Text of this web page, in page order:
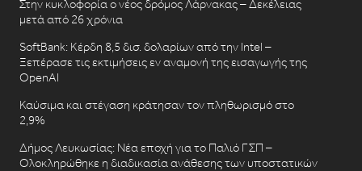
Στην κυκλοφορία ο νέος δρόμος Λάρνακας – Δεκέλειας
μετά από 26 χρόνια
SoftBank: Κέρδη 8,5 δισ. δολαρίων από την Intel –
Ξεπέρασε τις εκτιμήσεις εν αναμονή της εισαγωγής της
OpenAI
Καύσιμα και στέγαση κράτησαν τον πληθωρισμό στο
2,9%
Δήμος Λευκωσίας: Νέα εποχή για το Παλιό ΓΣΠ –
Ολοκληρώθηκε η διαδικασία ανάθεσης των υποστατικών